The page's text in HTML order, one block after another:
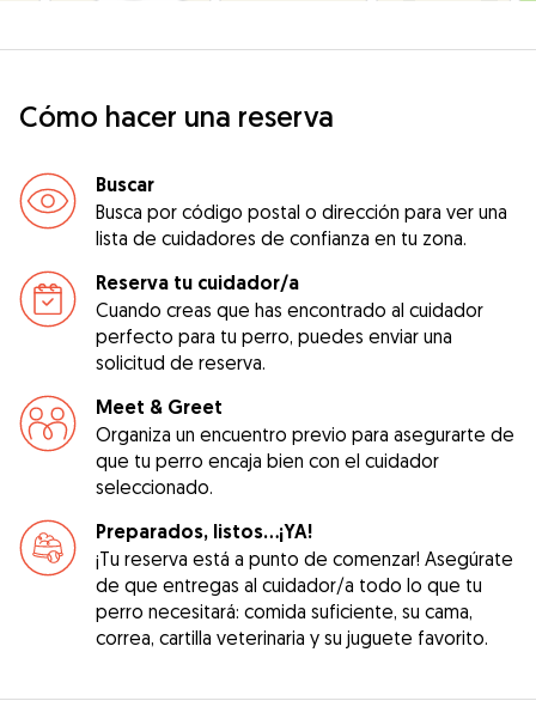
Cómo hacer una reserva
Buscar
Busca por código postal o dirección para ver una
lista de cuidadores de confianza en tu zona.
Reserva tu cuidador/a
Cuando creas que has encontrado al cuidador
perfecto para tu perro, puedes enviar una
solicitud de reserva.
Meet & Greet
Organiza un encuentro previo para asegurarte de
que tu perro encaja bien con el cuidador
seleccionado.
Preparados, listos...¡YA!
¡Tu reserva está a punto de comenzar! Asegúrate
de que entregas al cuidador/a todo lo que tu
perro necesitará: comida suficiente, su cama,
correa, cartilla veterinaria y su juguete favorito.